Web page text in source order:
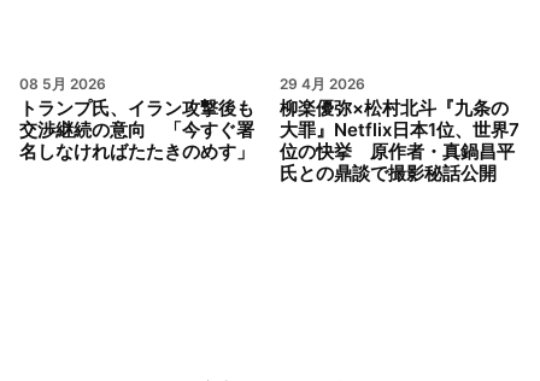
08 5月 2026
トランプ氏、イラン攻撃後も
交渉継続の意向 「今すぐ署
名しなければたたきのめす」
29 4月 2026
柳楽優弥×松村北斗『九条の
大罪』Netflix日本1位、世界7
位の快挙 原作者・真鍋昌平
氏との鼎談で撮影秘話公開